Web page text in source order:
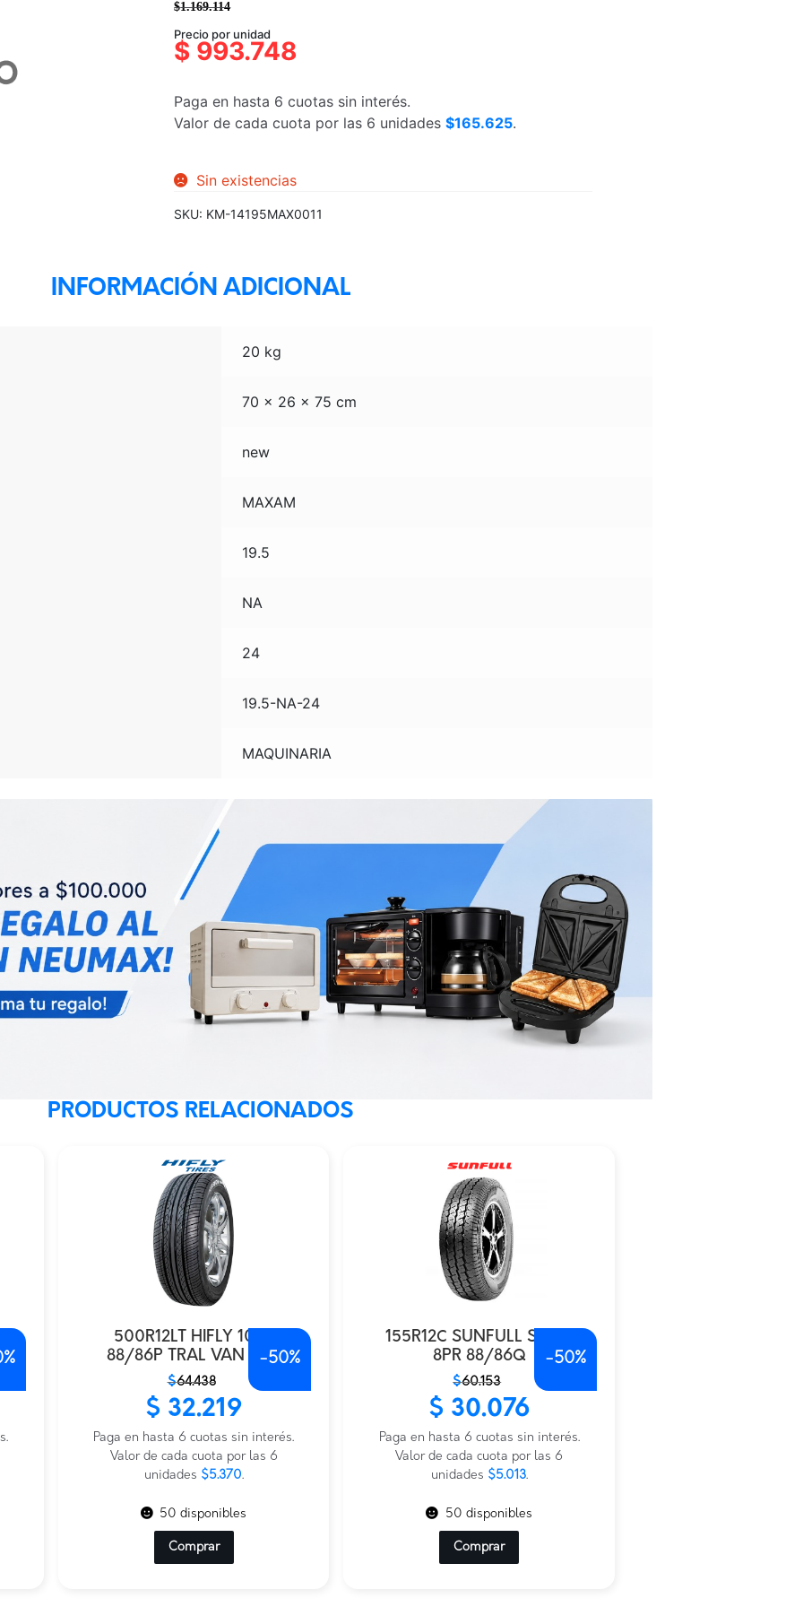
$1.169.114
precio
original
$1.169.114.
precio
actual
$993.748.
Precio por unidad
$ 993.748
Paga en hasta 6 cuotas sin interés.
Valor de cada cuota por las 6 unidades$165.625.
Sin existencias
SKU: KM-14195MAX0011
INFORMACIÓN ADICIONAL
20 kg
70 × 26 × 75 cm
new
MAXAM
19.5
NA
24
19.5-NA-24
MAQUINARIA
PRODUCTOS RELACIONADOS
500R12LT HIFLY 10PR
88/86P TRAL VAN 300
$64.438
era:
$64.438.
es:
$32.219.
$ 32.219
Paga en hasta 6 cuotas sin interés.
Valor de cada cuota por las 6
unidades $5.370.
-50%
50 disponibles
Comprar
155R12C SUNFULL SF-07
8PR 88/86Q
$60.153
era:
$60.153.
es:
$30.076.
$ 30.076
Paga en hasta 6 cuotas sin interés.
Valor de cada cuota por las 6
unidades $5.013.
-50%
50 disponibles
Comprar